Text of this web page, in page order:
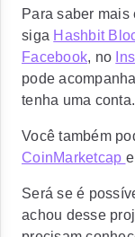
Para saber mais
siga Hashbit
Facebook, no
pode
tenha uma conta.
Você também
CoinMarketcap
Será se é
achou desse